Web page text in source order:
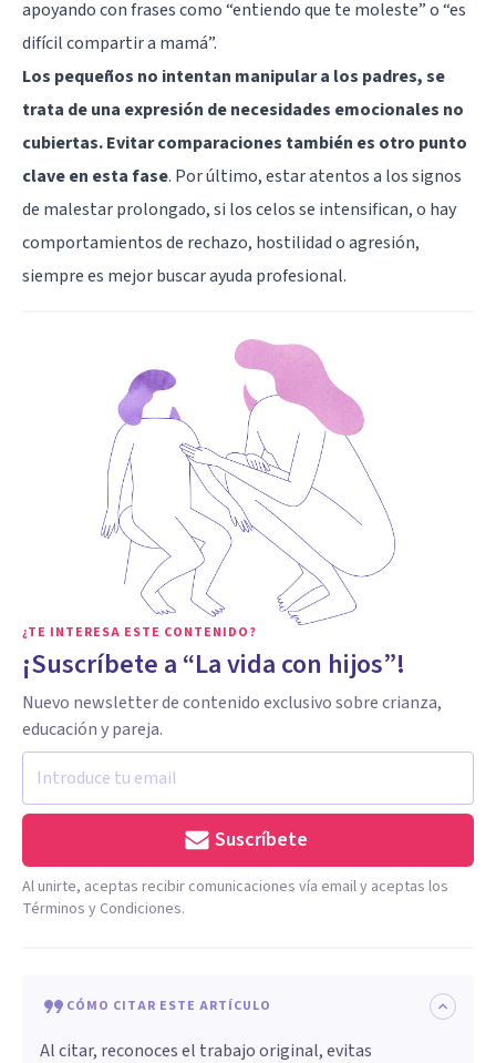
apoyando con frases como “entiendo que te moleste” o “es
difícil compartir a mamá”.
Los pequeños no intentan manipular a los padres, se
trata de una expresión de necesidades emocionales no
cubiertas. Evitar comparaciones también es otro punto
clave en esta fase. Por último, estar atentos a los signos
de malestar prolongado, si los celos se intensifican, o hay
comportamientos de rechazo, hostilidad o agresión,
siempre es mejor buscar ayuda profesional.
¿TE INTERESA ESTE CONTENIDO?
¡Suscríbete a “La vida con hijos”!
Nuevo newsletter de contenido exclusivo sobre crianza,
educación y pareja.
Suscríbete
Al unirte, aceptas recibir comunicaciones vía email y aceptas los
Términos y Condiciones.
CÓMO CITAR ESTE ARTÍCULO
Al citar, reconoces el trabajo original, evitas